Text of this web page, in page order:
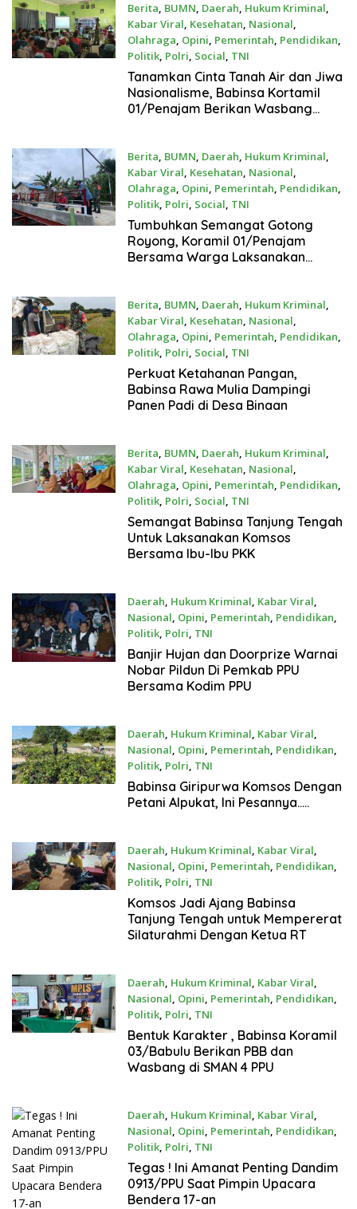
Berita, BUMN, Daerah, Hukum Kriminal,
Kabar Viral, Kesehatan, Nasional,
Olahraga, Opini, Pemerintah, Pendidikan,
Politik, Polri, Social, TNI
Juli 22, 2026
Tanamkan Cinta Tanah Air dan Jiwa
Nasionalisme, Babinsa Kortamil
01/Penajam Berikan Wasbang
Berita, BUMN, Daerah, Hukum Kriminal,
Kabar Viral, Kesehatan, Nasional,
Olahraga, Opini, Pemerintah, Pendidikan,
Politik, Polri, Social, TNI
Juli 21, 2026
Tumbuhkan Semangat Gotong
Royong, Koramil 01/Penajam
Bersama Warga Laksanakan
Berita, BUMN, Daerah, Hukum Kriminal,
Kabar Viral, Kesehatan, Nasional,
Olahraga, Opini, Pemerintah, Pendidikan,
Politik, Polri, Social, TNI
Juli 21, 2026
Perkuat Ketahanan Pangan,
Babinsa Rawa Mulia Dampingi
Panen Padi di Desa Binaan
Berita, BUMN, Daerah, Hukum Kriminal,
Kabar Viral, Kesehatan, Nasional,
Olahraga, Opini, Pemerintah, Pendidikan,
Politik, Polri, Social, TNI
Juli 20, 2026
Semangat Babinsa Tanjung Tengah
Untuk Laksanakan Komsos
Bersama Ibu-Ibu PKK
Daerah, Hukum Kriminal, Kabar Viral,
Nasional, Opini, Pemerintah, Pendidikan,
Politik, Polri, TNI
Juli 20, 2026
Banjir Hujan dan Doorprize Warnai
Nobar Pildun Di Pemkab PPU
Bersama Kodim PPU
Daerah, Hukum Kriminal, Kabar Viral,
Nasional, Opini, Pemerintah, Pendidikan,
Politik, Polri, TNI
Juli 19, 2026
Babinsa Giripurwa Komsos Dengan
Petani Alpukat, Ini Pesannya…..
Daerah, Hukum Kriminal, Kabar Viral,
Nasional, Opini, Pemerintah, Pendidikan,
Politik, Polri, TNI
Juli 18, 2026
Komsos Jadi Ajang Babinsa
Tanjung Tengah untuk Mempererat
Silaturahmi Dengan Ketua RT
Daerah, Hukum Kriminal, Kabar Viral,
Nasional, Opini, Pemerintah, Pendidikan,
Politik, Polri, TNI
Juli 17, 2026
Bentuk Karakter , Babinsa Koramil
03/Babulu Berikan PBB dan
Wasbang di SMAN 4 PPU
Daerah, Hukum Kriminal, Kabar Viral,
Nasional, Opini, Pemerintah, Pendidikan,
Politik, Polri, TNI
Juli 17, 2026
Tegas ! Ini Amanat Penting Dandim
0913/PPU Saat Pimpin Upacara
Bendera 17-an